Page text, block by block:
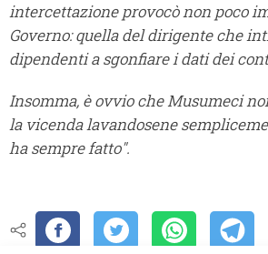
intercettazione provocò non poco
Governo: quella del dirigente che
dipendenti a sgonfiare i dati dei
Insomma, è ovvio che Musumeci
la vicenda lavandosene
ha sempre fatto".